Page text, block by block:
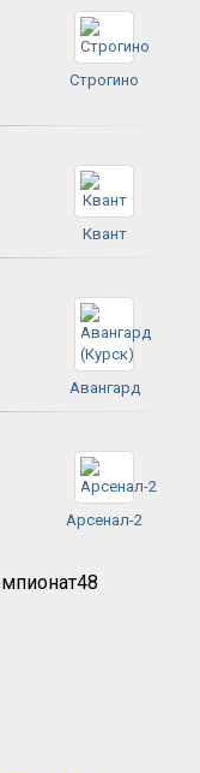
Строгино
Квант
Авангард
Арсенал-2